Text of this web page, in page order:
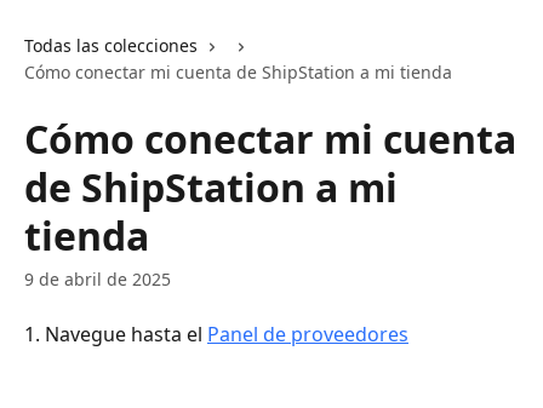
Todas las colecciones
Cómo conectar mi cuenta de ShipStation a mi tienda
Cómo conectar mi cuenta
de ShipStation a mi
tienda
9 de abril de 2025
1. Navegue hasta el Panel de proveedores